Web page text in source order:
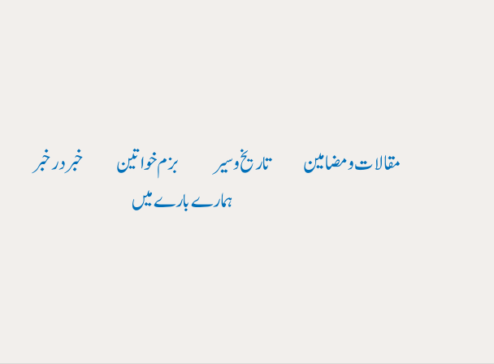
مقالات و مضامین تاریخ وسیر بزم خواتین خبر در خبر
ہمارے بارے میں